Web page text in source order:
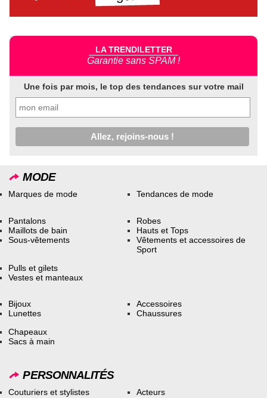
LA TRENDILETTER
Garantie sans SPAM !
Une fois par mois, le top des tendances sur votre mail
MODE
Marques de mode Tendances de mode
Pantalons
Maillots de bain
Sous-vêtements
Robes
Hauts et Tops
Vêtements et accessoires de
Sport
Pulls et gilets
Vestes et manteaux
Bijoux
Lunettes
Accessoires
Chaussures
Chapeaux
Sacs à main
PERSONNALITÉS
Couturiers et stylistes
Acteurs